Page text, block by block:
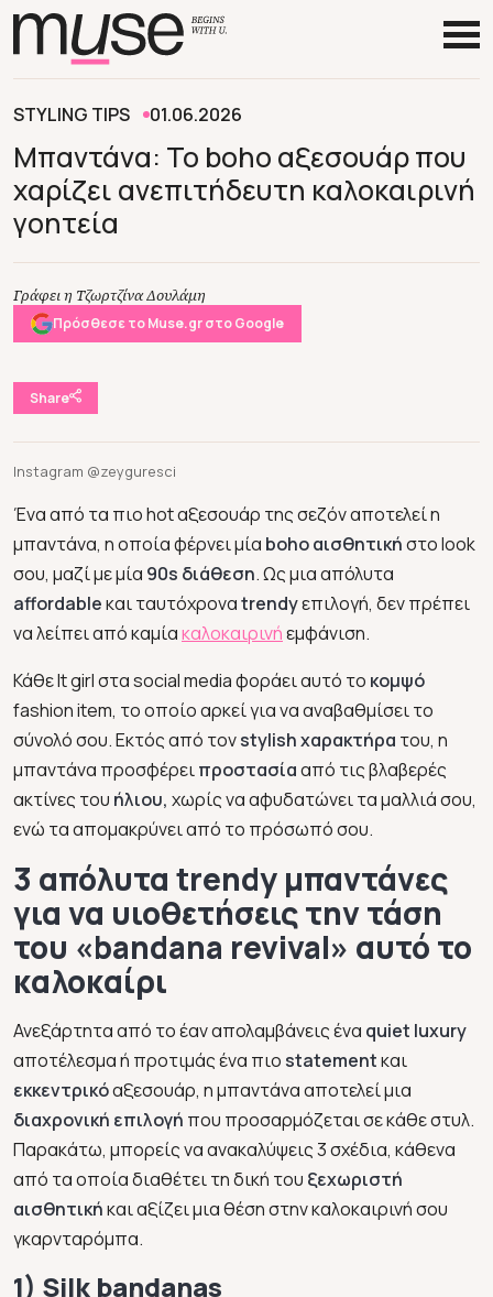
STYLING TIPS 01.06.2026
Μπαντάνα: To boho αξεσουάρ που
χαρίζει ανεπιτήδευτη καλοκαιρινή
γοητεία
Γράφει η Τζωρτζίνα Δουλάμη
Πρόσθεσε το Muse.gr στο Google
Share
Instagram @zeyguresci
Ένα από τα πιο hot αξεσουάρ της σεζόν αποτελεί η
μπαντάνα, η οποία φέρνει μία boho αισθητικήστο look
σου, μαζί με μία 90s διάθεση. Ως μια απόλυτα
affordableκαι ταυτόχροναtrendyεπιλογή, δεν πρέπει
να λείπει από καμίακαλοκαιρινήεμφάνιση.
Κάθε It girl στα social media φοράει αυτό το κομψό
fashion item, το οποίο αρκεί για να αναβαθμίσει το
σύνολό σου. Εκτός από τονstylish χαρακτήρα του, η
μπαντάνα προσφέρειπροστασίααπό τις βλαβερές
ακτίνες του ήλιου, χωρίς να αφυδατώνει τα μαλλιά σου,
ενώ τα απομακρύνει από το πρόσωπό σου.
3 απόλυτα trendy μπαντάνες
για να υιοθετήσεις την τάση
του «bandana revival» αυτό το
καλοκαίρι
Ανεξάρτητα από το έαν απολαμβάνεις ένα quiet luxury
αποτέλεσμα ή προτιμάς ένα πιοstatementκαι
εκκεντρικόαξεσουάρ, η μπαντάνα αποτελεί μια
διαχρονική επιλογή που προσαρμόζεται σε κάθε στυλ.
Παρακάτω, μπορείς να ανακαλύψεις 3 σχέδια, κάθενα
από τα οποία διαθέτει τη δική του ξεχωριστή
αισθητικήκαι αξίζει μια θέση στην καλοκαιρινή σου
γκαρνταρόμπα.
1) Silk bandanas